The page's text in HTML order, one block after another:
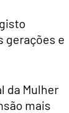
gerações e
da Mulher
mais